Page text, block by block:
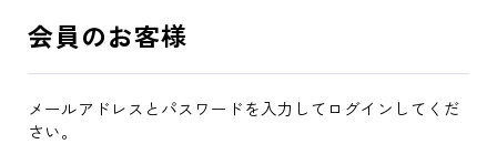
会員のお客様
メールアドレスとパスワードを入力してログインしてくだ
さい。